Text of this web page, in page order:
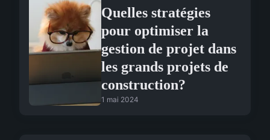
Quelles stratégies
pour optimiser la
gestion de projet dans
les grands projets de
construction?
1 mai 2024